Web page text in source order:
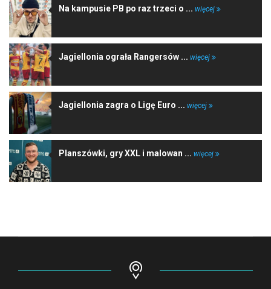
Na kampusie PB po raz trzeci o ... więcej
Jagiellonia ograła Rangersów ... więcej
Jagiellonia zagra o Ligę Euro ... więcej
Planszówki, gry XXL i malowan ... więcej